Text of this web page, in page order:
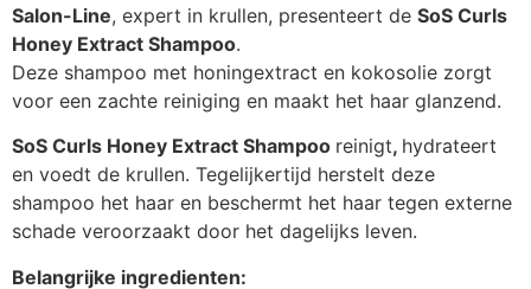
Salon-Line, expert in krullen, presenteert de SoS Curls
Honey Extract Shampoo.
Deze shampoo met honingextract en kokosolie zorgt
voor een zachte reiniging en maakt het haar glanzend.
SoS Curls Honey Extract Shampoo reinigt, hydrateert
en voedt de krullen. Tegelijkertijd herstelt deze
shampoo het haar en beschermt het haar tegen externe
schade veroorzaakt door het dagelijks leven.
Belangrijke ingredienten: